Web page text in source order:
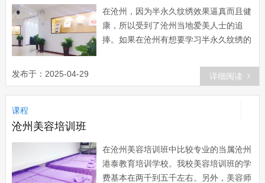
发展，现已在十几个城市开设二十多家校区。多年来凭借强大的师
资、先进的设备和前沿的内容，港泰在美业教育领域已有一定的知
名度。开设美容、化妆、美甲、形象设计、半永久、皮肤管理、影
视特效等课程，所开设的课程紧跟当前美业大战潮流，具有国际化
材施教和店化教学相结合的教学方式，小班授课，严把教学质量
在沧州，因为半永久纹绣效果逼真而且健
康，所以受到了沧州当地爱美人士的追
捧。如果在沧州有想要学习半永久纹绣的
发布于：2025-04-29 详细阅读
课程
沧州美容培训班
在沧州美容培训班中比较专业的当属沧州
港泰教育培训学校。我校美容培训班的学
费基本在两千到五千左右。另外，美容师